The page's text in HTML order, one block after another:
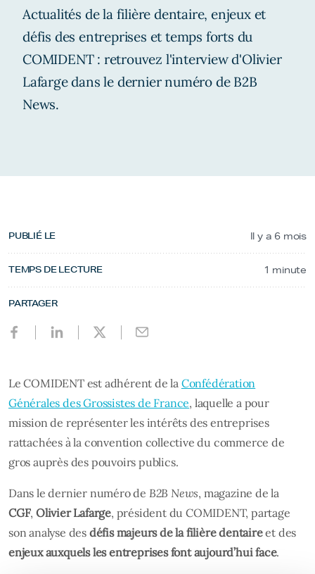
Actualités de la filière dentaire, enjeux et
défis des entreprises et temps forts du
COMIDENT : retrouvez l'interview d'Olivier
Lafarge dans le dernier numéro de B2B
News.
PUBLIÉ LE Il y a 6 mois
TEMPS DE LECTURE 1 minute
PARTAGER
Le COMIDENT est adhérent de la Confédération
Générales des Grossistes de France, laquelle a pour
mission de représenter les intérêts des entreprises
rattachées à la convention collective du commerce de
gros auprès des pouvoirs publics.
Dans le dernier numéro de B2B News, magazine de la
CGF,Olivier Lafarge, président du COMIDENT, partage
son analyse des défis majeurs de la filière dentaireet des
enjeux auxquels les entreprises font aujourd’hui face.